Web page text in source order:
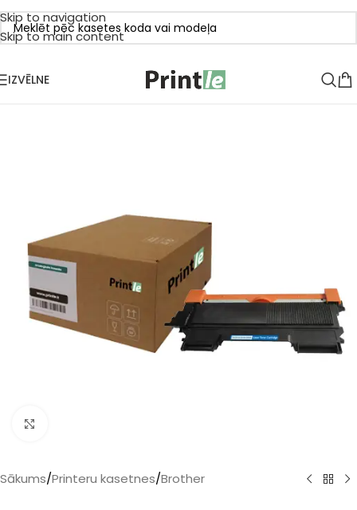
Skip to navigation
Skip to main content
IZVĒLNE
Sākums/Printeru kasetnes/Brother